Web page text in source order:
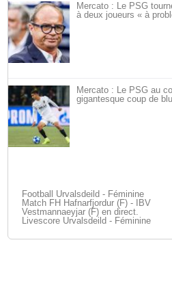
Mercato : Le PSG
à deux joueurs « à
Mercato : Le PSG au
gigantesque coup de
Football Urvalsdeild - Féminine
Match FH Hafnarfjordur (F) - IBV
Vestmannaeyjar (F) en direct.
Livescore Urvalsdeild - Féminine